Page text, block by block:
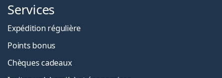
Services
Expédition régulière
Points bonus
Chèques cadeaux